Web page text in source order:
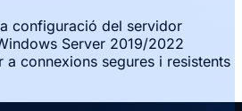
configuració del servidor
Server 2019/2022
connexions segures i resistents